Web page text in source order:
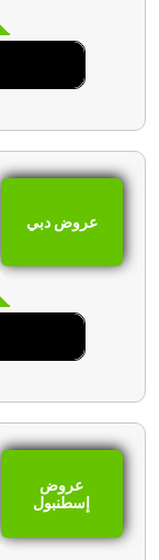
عروض دبي
عروض
إسطنبول